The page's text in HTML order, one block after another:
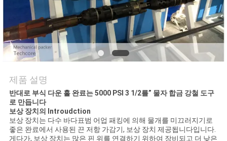
주
세
요
뉴
스
제품 설명
반대로 부식 다운 홀 완료는 5000 PSI 3 1/2를” 물자 합금 강철 도구
로 만듭니다
보상 장치의 Introudction
보상 장치는 다수 바다표범 어업 패킹에 의해 물개를 미끄러지기로
좋은 완료에서 사용된 끈 저항 가감기, 보상 장치 제공됩니다입니다.
게다가, 보상 장치는 많은 핀 위를 연결하기 위하여 장비되고 더 낮은